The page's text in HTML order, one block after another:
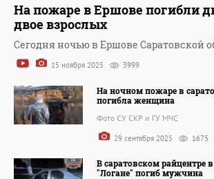
На пожаре в Ершове погибли
двое взрослых
Сегодня ночью в Ершове Саратовской
15 ноября 2025 3999
На ночном пожаре в
погибла женщина
Фото СУ СКР и ГУ МЧС
29 сентября 2025 1675
В саратовском райцентре
"Логане" погиб мужчина